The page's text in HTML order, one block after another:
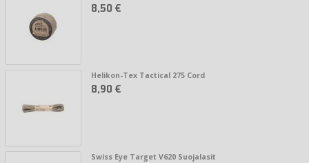
8,50 €
Helikon-Tex Tactical 275 Cord
8,90 €
Swiss Eye Target V620 Suojalasit